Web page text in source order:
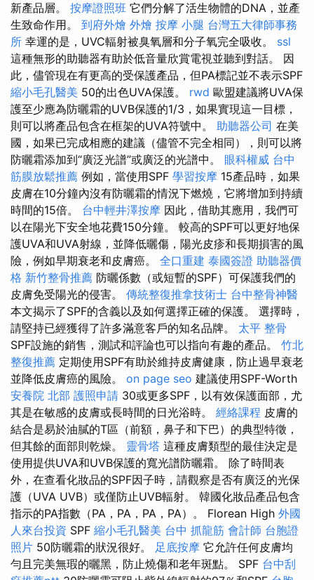
新產品層。 按摩證照班 它們分解了活生物體的DNA，並產
生致命作用。 到府外燴 外燴 按摩 小腿 台灣五大律師事務
所 幸運的是，UVC輻射被臭氧層和分子氧完全吸收。 ssl
這種無形的助聽器有助於低音量欣賞電視並聽到對話。 因
此，儘管現在有更高的受保護產品，但PA標記並不表示SPF
縮小毛孔醫美 50的出色UVA保護。 rwd 歐盟建議將UVA保
護至少應為防曬霜的UVB保護的1/3，如果實現這一目標，
則可以將產品包含在框架的UVA符號中。 助聽器公司 在美
國，如果已完成相應的建議（儘管不完全相同），則可以將
防曬霜添加到“廣泛光譜”或廣泛的光譜中。 眼科權威 台中
筋膜放鬆推薦 例如，當使用SPF 學習按摩 15產品時，如果
皮膚在10分鐘內沒有防曬霜的情況下燃燒，它將增加到持續
時間的15倍。 台中輕井澤按摩 因此，借助其應用，我們可
以在陽光下安全地花費150分鐘。 較高的SPF可以更好地保
護UVA和UVA射線，並降低曬傷，陽光皮疹和長期損害的風
險，例如早期衰老和皮膚癌。 全口重建 泰國簽證 助聽器價
格 新竹整骨推薦 防曬係數（或短暫的SPF）可保護我們的
皮膚免受陽光的侵害。 傳統整復推拿技術士 台中整骨神醫
本文揭示了SPF的含義以及如何選擇正確的保護。 選擇時，
請堅持已經獲得了許多滿意客戶的知名品牌。 太平 整骨
SPF設施的銷售，測試和評論也可以指向有趣的產品。 竹北
整復推薦 定期使用SPF有助於維持皮膚健康，防止過早衰老
並降低皮膚癌的風險。 on page seo 建議使用SPF-Worth
安養院 北部 護照申請 30或更多SPF，以有效保護面部，尤
其是在敏感的皮膚或長時間的日光浴時。 經絡課程 皮膚的
結合是易於油膩的T區（前額，鼻子和下巴）的典型特徵，
但其餘的面部則乾燥。 靈骨塔 這種皮膚類型的最佳決定是
使用提供UVA和UVB保護的寬光譜防曬霜。 除了時間表
外，在查看化妝品的SPF因子時，請觀察是否有廣泛的光保
護（UVA UVB）或僅防止UVB輻射。 韓國化妝品產品包含
指示的PA指數（PA，PA，PA，PA）。 Florean High 外國
人來台投資 SPF 縮小毛孔醫美 台中 抓龍筋 會計師 台胞證
照片 50防曬霜的狀況很好。 足底按摩 它允許任何皮膚均
勻且完美無瑕的曬黑，防止燒傷和老年斑點。 SPF 台中刮